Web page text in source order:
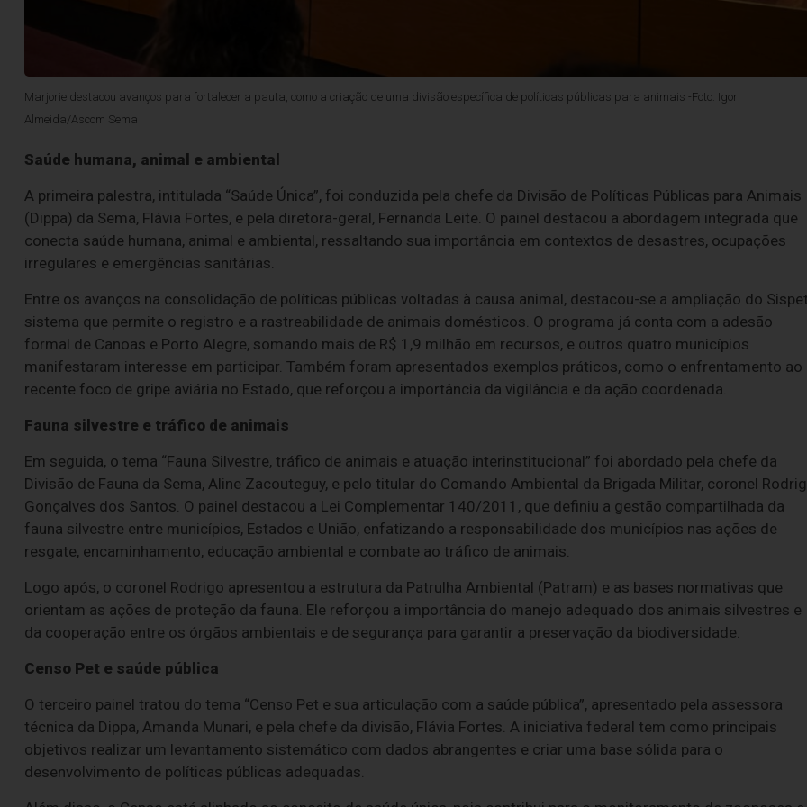
Marjorie destacou avanços para fortalecer a pauta, como a criação de uma divisão específica de políticas públicas para animais -Foto: Igor
Almeida/Ascom Sema
Saúde humana, animal e ambiental
A primeira palestra, intitulada “Saúde Única”, foi conduzida pela chefe da Divisão de Políticas Públicas para Animais
(Dippa) da Sema, Flávia Fortes, e pela diretora-geral, Fernanda Leite. O painel destacou a abordagem integrada que
conecta saúde humana, animal e ambiental, ressaltando sua importância em contextos de desastres, ocupações
irregulares e emergências sanitárias.
Entre os avanços na consolidação de políticas públicas voltadas à causa animal, destacou-se a ampliação do
sistema que permite o registro e a rastreabilidade de animais domésticos. O programa já conta com a adesão
formal de Canoas e Porto Alegre, somando mais de R$ 1,9 milhão em recursos, e outros quatro municípios
manifestaram interesse em participar. Também foram apresentados exemplos práticos, como o enfrentamento ao
recente foco de gripe aviária no Estado, que reforçou a importância da vigilância e da ação coordenada.
Fauna silvestre e tráfico de animais
Em seguida, o tema “Fauna Silvestre, tráfico de animais e atuação interinstitucional” foi abordado pela chefe da
Divisão de Fauna da Sema, Aline Zacouteguy, e pelo titular do Comando Ambiental da Brigada Militar, coronel
Gonçalves dos Santos. O painel destacou a Lei Complementar 140/2011, que definiu a gestão compartilhada da
fauna silvestre entre municípios, Estados e União, enfatizando a responsabilidade dos municípios nas ações de
resgate, encaminhamento, educação ambiental e combate ao tráfico de animais.
Logo após, o coronel Rodrigo apresentou a estrutura da Patrulha Ambiental (Patram) e as bases normativas que
orientam as ações de proteção da fauna. Ele reforçou a importância do manejo adequado dos animais silvestres e
da cooperação entre os órgãos ambientais e de segurança para garantir a preservação da biodiversidade.
Censo Pet e saúde pública
O terceiro painel tratou do tema “Censo Pet e sua articulação com a saúde pública”, apresentado pela assessora
técnica da Dippa, Amanda Munari, e pela chefe da divisão, Flávia Fortes. A iniciativa federal tem como principais
objetivos realizar um levantamento sistemático com dados abrangentes e criar uma base sólida para o
desenvolvimento de políticas públicas adequadas.